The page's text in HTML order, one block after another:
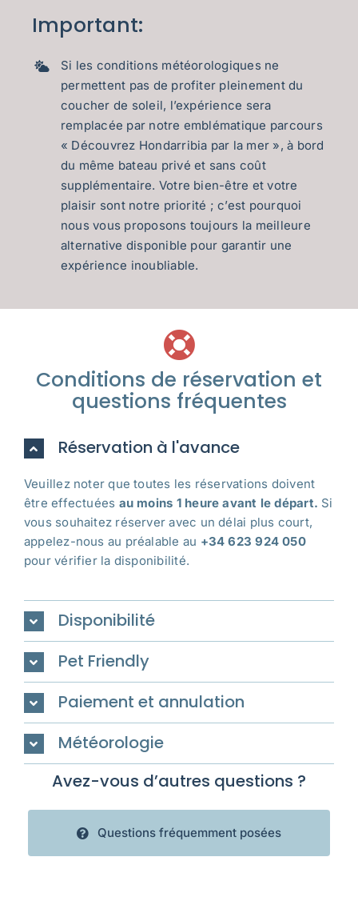
Important:
Si les conditions météorologiques ne
permettent pas de profiter pleinement du
coucher de soleil, l’expérience sera
remplacée par notre emblématique parcours
« Découvrez Hondarribia par la mer », à bord
du même bateau privé et sans coût
supplémentaire. Votre bien-être et votre
plaisir sont notre priorité ; c’est pourquoi
nous vous proposons toujours la meilleure
alternative disponible pour garantir une
expérience inoubliable.
Conditions de réservation et
questions fréquentes
Réservation à l'avance
Veuillez noter que toutes les réservations doivent
être effectuées au moins 1 heure avant le départ. Si
vous souhaitez réserver avec un délai plus court,
appelez-nous au préalable au +34 623 924 050
pour vérifier la disponibilité.
Disponibilité
Pet Friendly
Paiement et annulation
Météorologie
Avez-vous d’autres questions ?
Questions fréquemment posées